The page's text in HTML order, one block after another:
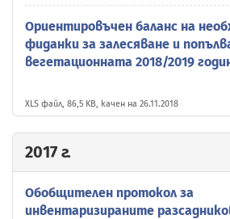
Ориентировъчен баланс на
фиданки за залесяване и
вегетационната 2018/2019
XLS файл, 86,5 KB, качен на 26.11.2018
2017 г.
Обобщителен протокол за
инвентаризираните